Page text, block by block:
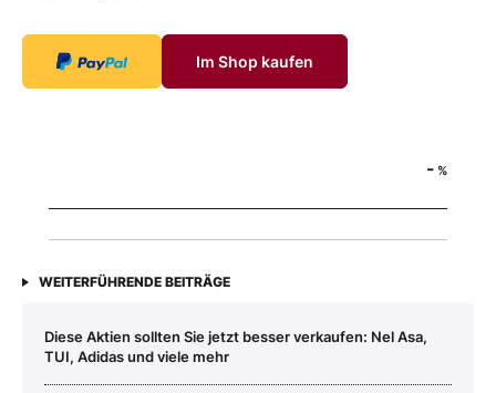
Im Shop kaufen
- %
WEITERFÜHRENDE BEITRÄGE
Diese Aktien sollten Sie jetzt besser verkaufen: Nel Asa,
TUI, Adidas und viele mehr